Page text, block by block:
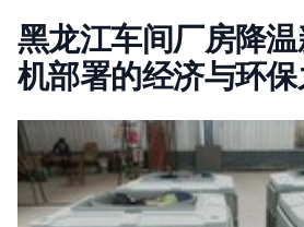
黑龙江车间厂房降
机部署的经济与环